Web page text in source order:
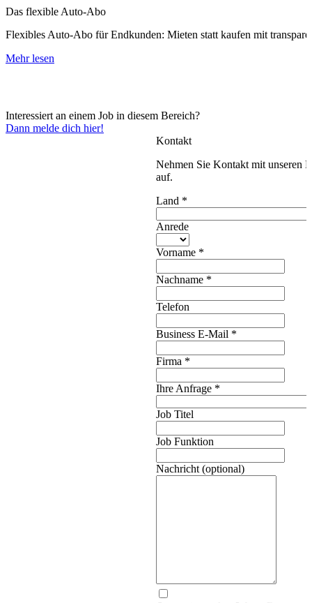
Das flexible Auto-Abo
Flexibles Auto-Abo für Endkunden: Mieten statt kaufen mit
Mehr lesen
Interessiert an einem Job in diesem Bereich?
Dann melde dich hier!
Kontakt
Nehmen Sie Kontakt mit unseren
auf.
Land *
Anrede
Vorname *
Nachname *
Telefon
Business E-Mail *
Firma *
Ihre Anfrage *
Job Titel
Job Funktion
Nachricht (optional)